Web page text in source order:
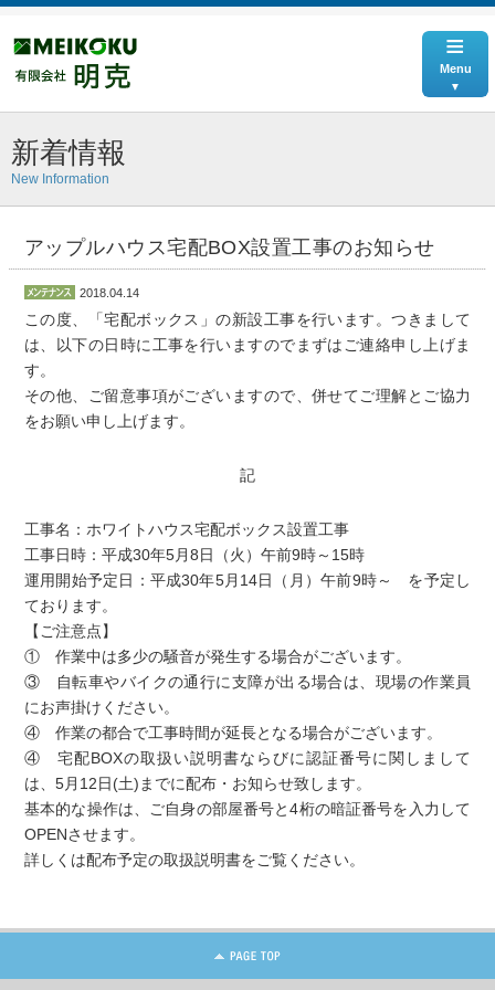
≡
Menu
新着情報
New Information
アップルハウス宅配BOX設置工事のお知らせ
2018.04.14
この度、「宅配ボックス」の新設工事を行います。つきまして
は、以下の日時に工事を行いますのでまずはご連絡申し上げま
す。
その他、ご留意事項がございますので、併せてご理解とご協力
をお願い申し上げます。
記
工事名：ホワイトハウス宅配ボックス設置工事
工事日時：平成30年5月8日（火）午前9時～15時
運用開始予定日：平成30年5月14日（月）午前9時～ を予定し
ております。
【ご注意点】
① 作業中は多少の騒音が発生する場合がございます。
③ 自転車やバイクの通行に支障が出る場合は、現場の作業員
にお声掛けください。
④ 作業の都合で工事時間が延長となる場合がございます。
④ 宅配BOXの取扱い説明書ならびに認証番号に関しまして
は、5月12日(土)までに配布・お知らせ致します。
基本的な操作は、ご自身の部屋番号と4桁の暗証番号を入力して
OPENさせます。
詳しくは配布予定の取扱説明書をご覧ください。